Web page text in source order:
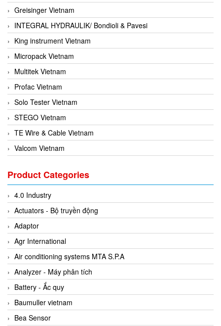
Greisinger Vietnam
INTEGRAL HYDRAULIK/ Bondioli & Pavesi
King instrument Vietnam
Micropack Vietnam
Multitek Vietnam
Profac Vietnam
Solo Tester Vietnam
STEGO Vietnam
TE Wire & Cable Vietnam
Valcom Vietnam
3CTEST Vietnam
4B VietNam Vietnam
ABB Vietnam
AC Infinity Vietnam
AC&E Telecommunications
AC&T Vietnam
Accepta Vietnam
ACCUMAC Vietnam
AccuWeb Vietnam
Acey
Product Categories
4.0 Industry
Actuators - Bộ truyền động
Adaptor
Agr International
Air conditioning systems MTA S.P.A
Analyzer - Máy phân tích
Battery - Ắc quy
Baumuller vietnam
Bea Sensor